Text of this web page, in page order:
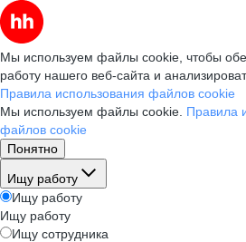
Мы используем файлы cookie, чтобы
работу нашего веб-сайта и
Правила использования файлов cookie
Мы используем файлы cookie. Правила
файлов cookie
Понятно
Ищу работу
Ищу работу
Ищу работу
Ищу сотрудника